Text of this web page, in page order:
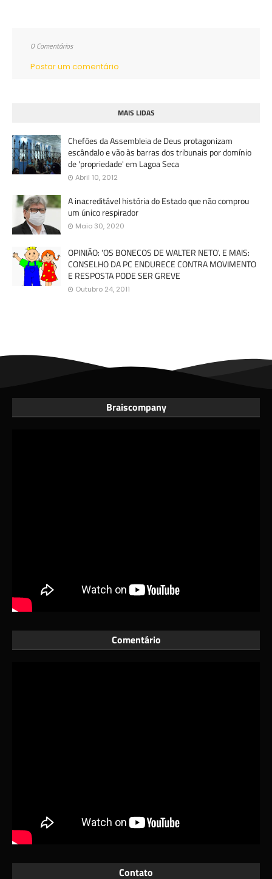
0 Comentários
Postar um comentário
MAIS LIDAS
Chefões da Assembleia de Deus protagonizam
escândalo e vão às barras dos tribunais por domínio
de 'propriedade' em Lagoa Seca
Abril 10, 2012
A inacreditável história do Estado que não comprou
um único respirador
Maio 30, 2020
OPINIÃO: 'OS BONECOS DE WALTER NETO'. E MAIS:
CONSELHO DA PC ENDURECE CONTRA MOVIMENTO
E RESPOSTA PODE SER GREVE
Outubro 24, 2011
Braiscompany
Comentário
Contato